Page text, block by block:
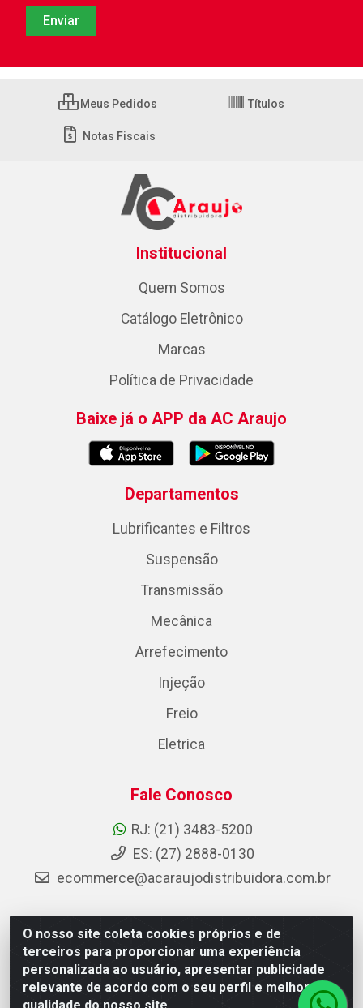
O nosso site coleta cookies próprios e de
terceiros para proporcionar uma experiência
personalizada ao usuário, apresentar publicidade
relevante de acordo com o seu perfil e melhorar a
Meus Pedidos Títulos
Notas Fiscais
Institucional
Quem Somos
Catálogo Eletrônico
Marcas
Política de Privacidade
Baixe já o APP da AC Araujo
Departamentos
Lubrificantes e Filtros
Suspensão
Transmissão
Mecânica
Arrefecimento
Injeção
Freio
Eletrica
Fale Conosco
RJ: (21) 3483-5200
ES: (27) 2888-0130
ecommerce@acaraujodistribuidora.com.br
AC Araujo Distribuidora - Rua Carneiro de Campos, 42 -
São Cristóvão, Rio de Janeiro/RJ - CEP 20.920-410 -
CNPJ 08.744.753/0003-85